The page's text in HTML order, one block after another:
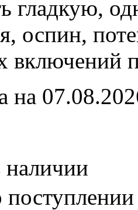
гладкую,
оспин,
включений
на
наличии